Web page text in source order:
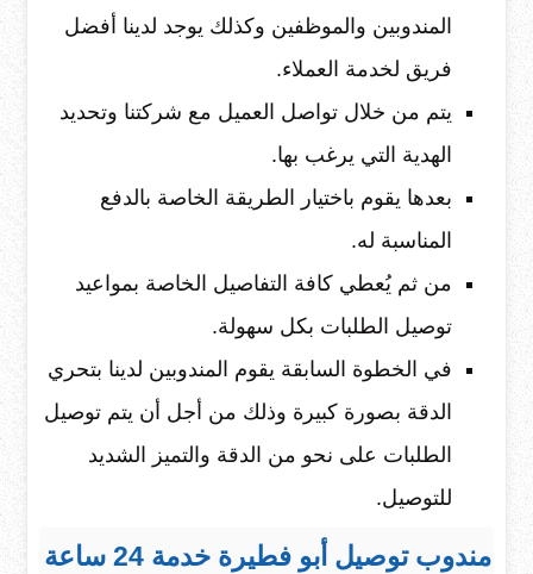
المندوبين والموظفين وكذلك يوجد لدينا أفضل
فريق لخدمة العملاء.
يتم من خلال تواصل العميل مع شركتنا وتحديد
الهدية التي يرغب بها.
بعدها يقوم باختيار الطريقة الخاصة بالدفع
المناسبة له.
من ثم يُعطي كافة التفاصيل الخاصة بمواعيد
توصيل الطلبات بكل سهولة.
في الخطوة السابقة يقوم المندوبين لدينا بتحري
الدقة بصورة كبيرة وذلك من أجل أن يتم توصيل
الطلبات على نحو من الدقة والتميز الشديد
للتوصيل.
مندوب توصيل أبو فطيرة خدمة 24 ساعة